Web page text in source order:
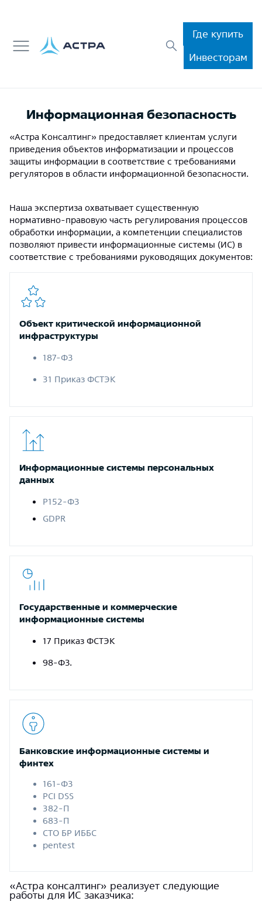
Где купить
Инвесторам
Информационная безопасность
«Астра Консалтинг» предоставляет клиентам услуги
приведения объектов информатизации и процессов
защиты информации в соответствие с требованиями
регуляторов в области информационной безопасности.
Наша экспертиза охватывает существенную
нормативно-правовую часть регулирования процессов
обработки информации, а компетенции специалистов
позволяют привести информационные системы (ИС) в
соответствие с требованиями руководящих документов:
Объект критической информационной
инфраструктуры
187-ФЗ
31 Приказ ФСТЭК
Информационные системы персональных
данных
Р152-ФЗ
GDPR
Государственные и коммерческие
информационные системы
17 Приказ ФСТЭК
98-ФЗ.
Банковские информационные системы и
финтех
161-ФЗ
PCI DSS
382-П
683-П
СТО БР ИББС
pentest
«Астра консалтинг» реализует следующие
работы для ИС заказчика: